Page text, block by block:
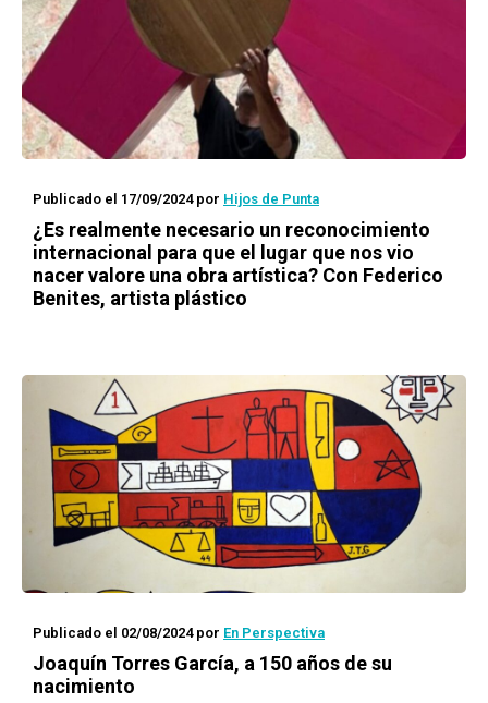
Publicado el 17/09/2024por Hijos de Punta
¿Es realmente necesario un reconocimiento
internacional para que el lugar que nos vio
nacer valore una obra artística? Con Federico
Benites, artista plástico
Publicado el 02/08/2024por En Perspectiva
Joaquín Torres García, a 150 años de su
nacimiento